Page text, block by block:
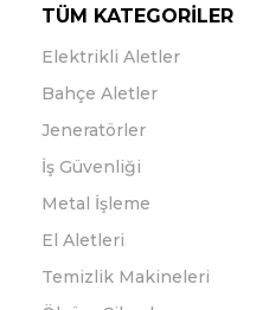
TÜM KATEGORİLER
Elektrikli Aletler
Bahçe Aletler
Jeneratörler
İş Güvenliği
Metal İşleme
El Aletleri
Temizlik Makineleri